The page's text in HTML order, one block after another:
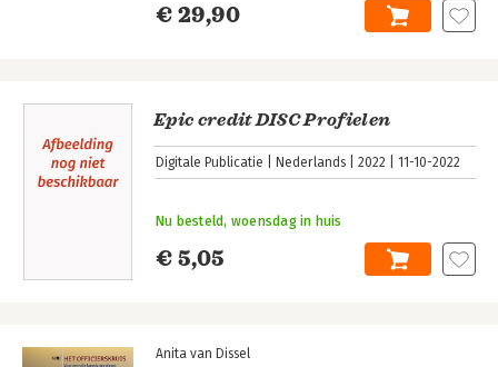
€ 29,90
Epic credit DISC Profielen
Digitale Publicatie Nederlands 2022 11-10-2022
€ 5,05
Nu besteld, woensdag in huis
Anita van Dissel